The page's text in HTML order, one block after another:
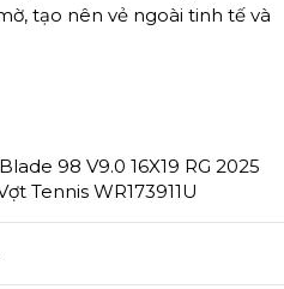
tạo nên vẻ ngoài tinh tế và
98 V9.0 16X19 RG 2025
Tennis WR173911U